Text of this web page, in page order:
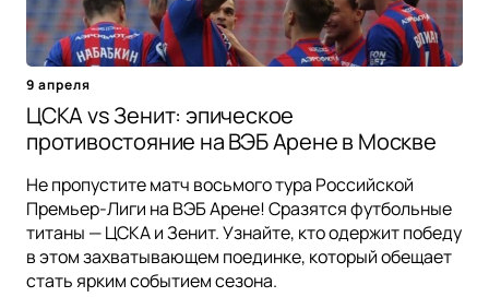
9 апреля
ЦСКА vs Зенит: эпическое
противостояние на ВЭБ Арене в Москве
Не пропустите матч восьмого тура Российской
Премьер-Лиги на ВЭБ Арене! Сразятся футбольные
титаны — ЦСКА и Зенит. Узнайте, кто одержит победу
в этом захватывающем поединке, который обещает
стать ярким событием сезона.